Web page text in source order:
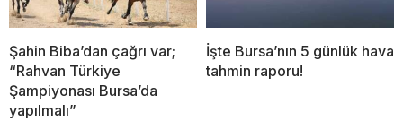
Şahin Biba’dan çağrı var;
“Rahvan Türkiye
Şampiyonası Bursa’da
yapılmalı”
İşte Bursa’nın 5 günlük hava
tahmin raporu!